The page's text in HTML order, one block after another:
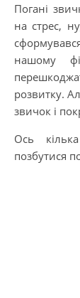
Погані звички можуть бути хибним способом реакції
на стрес,
нашому
розвитку.
звичок і
Ось
позбутися